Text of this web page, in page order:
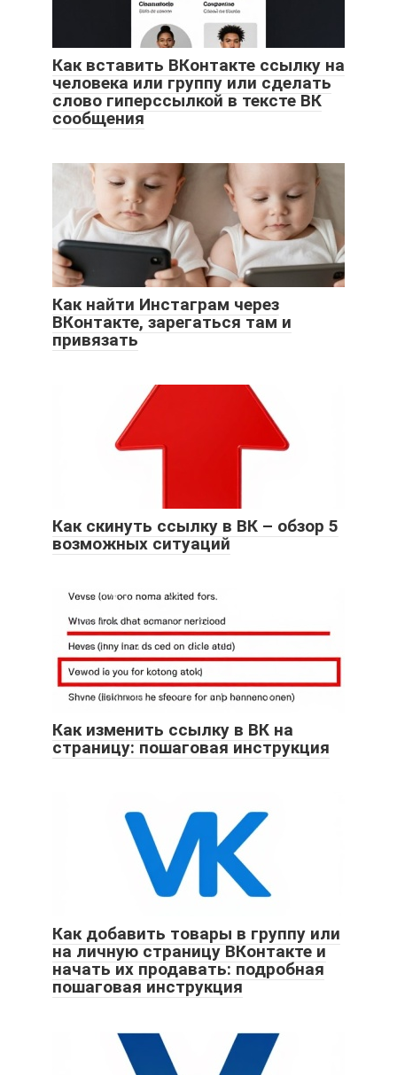
Как вставить ВКонтакте ссылку на
человека или группу или сделать
слово гиперссылкой в тексте ВК
сообщения
Как найти Инстаграм через
ВКонтакте, зарегаться там и
привязать
Как скинуть ссылку в ВК – обзор 5
возможных ситуаций
Как изменить ссылку в ВК на
страницу: пошаговая инструкция
Как добавить товары в группу или
на личную страницу ВКонтакте и
начать их продавать: подробная
пошаговая инструкция